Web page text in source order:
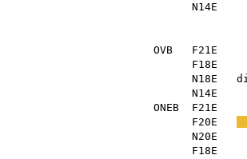
OVB
N18E
ONEB F21E
F20E